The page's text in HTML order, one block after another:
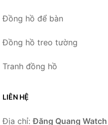
Đồng hồ để bàn
Đồng hồ treo tường
Tranh đồng hồ
LIÊN HỆ
Địa chỉ:Đăng Quang Watch